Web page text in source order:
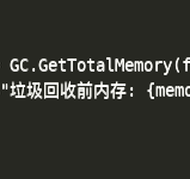
圾回收前内存: